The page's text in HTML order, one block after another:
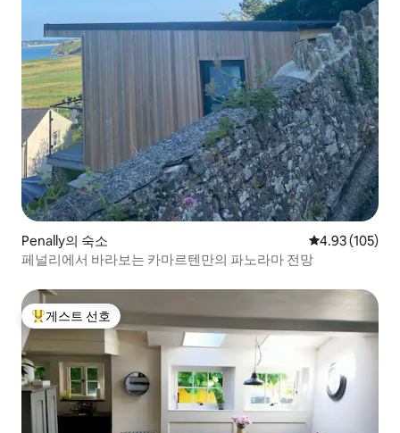
Penally의 숙소 평점 4.93점(5
4.93 (105)
페널리에서 바라보는 카마르텐만의 파노라마 전망
상위 게스트 선호
게스트 선호